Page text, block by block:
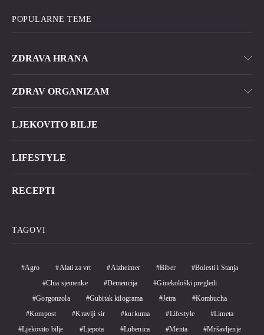
POPULARNE TEME
ZDRAVA HRANA
ZDRAV ORGANIZAM
LJEKOVITO BILJE
LIFESTYLE
RECEPTI
TAGOVI
Agro Alati za vrt Alzheimer Biber
Bolesti i Stanja
Chia sjemenke
Demencija
Ginekološki pregledi
Gorgonzola
Gubitak kilograma Jetra
Kombucha
Kompost
Kravlji sir kurkuma Lifestyle
Limeta
Ljekovito bilje
Ljepota Lubenica Menta
Mršavljenje